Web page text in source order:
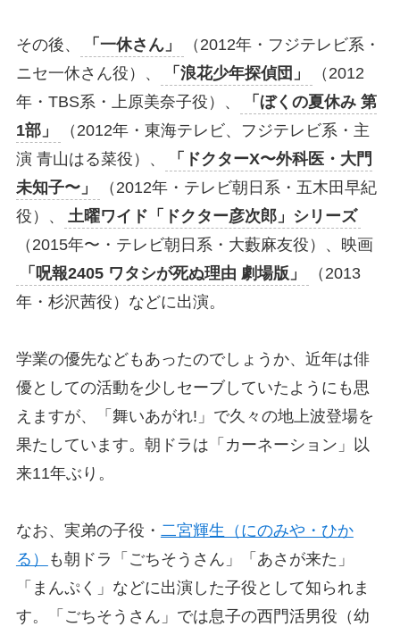
その後、 「一休さん」
（2012年・フジテレビ系・
ニセ一休さん役）、
「浪花少年探偵団」
（2012
年・TBS系・上原美奈子役）、
「ぼくの夏休み 第
1部」
（2012年・東海テレビ、フジテレビ系・主
演 青山はる菜役）、
「ドクターX〜外科医・大門
未知子〜」
（2012年・テレビ朝日系・五木田早紀
役）、
土曜ワイド「ドクター彦次郎」シリーズ
（2015年〜・テレビ朝日系・大藪麻友役）、映画
「呪報2405 ワタシが死ぬ理由 劇場版」
（2013
年・杉沢茜役）などに出演。
学業の優先などもあったのでしょうか、近年は俳
優としての活動を少しセーブしていたようにも思
えますが、「舞いあがれ!」で久々の地上波登場を
果たしています。朝ドラは「カーネーション」以
来11年ぶり。
なお、実弟の子役・ 二宮輝生（にのみや・ひか
る）
も朝ドラ「ごちそうさん」「あさが来た」
「まんぷく」などに出演した子役として知られま
す。「ごちそうさん」では息子の西門活男役（幼